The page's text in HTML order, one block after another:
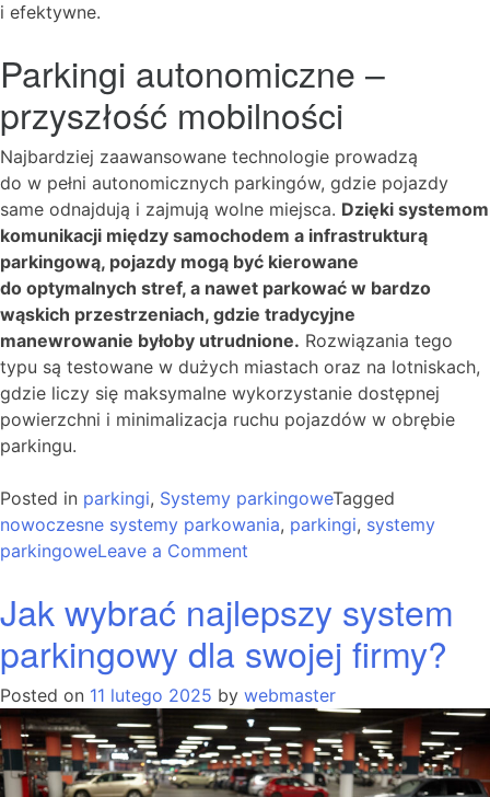
i efektywne.
Parkingi autonomiczne –
przyszłość mobilności
Najbardziej zaawansowane technologie prowadzą
do w pełni autonomicznych parkingów, gdzie pojazdy
same odnajdują i zajmują wolne miejsca. Dzięki systemom
komunikacji między samochodem a infrastrukturą
parkingową, pojazdy mogą być kierowane
do optymalnych stref, a nawet parkować w bardzo
wąskich przestrzeniach, gdzie tradycyjne
manewrowanie byłoby utrudnione. Rozwiązania tego
typu są testowane w dużych miastach oraz na lotniskach,
gdzie liczy się maksymalne wykorzystanie dostępnej
powierzchni i minimalizacja ruchu pojazdów w obrębie
parkingu.
Posted in parkingi, Systemy parkingoweTagged
nowoczesne systemy parkowania, parkingi, systemy
parkingoweLeave a Comment
działają
nowoczesne
systemy
parkingowe?
Jak wybrać najlepszy system
parkingowy dla swojej firmy?
Posted on 11 lutego 2025 by webmaster